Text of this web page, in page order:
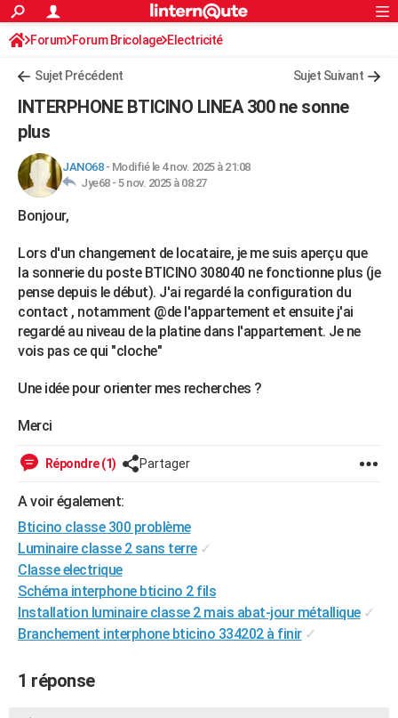
ACTUALITÉS
Politique
Société
Faits Divers
Education
Monde
Villes
+
Programme TV
Streaming
Cinéma
Sorties cinéma
Musique
FINANCE
Retraite
Impôts
Epargne
Immobilier
Risques naturels par ville
Banque
Assurance
Crédit
AUTO
Essais
Réserver un essai
Citadines
Berlines
SUV
Forum auto
HIGH-TECH
Forum
Aménagement intérieur
Extérieur
Cuisine
Salle de bains
Jardinage
Rangement
WEEK-END
Guides de France
Escapades
Patrimoine
Expositions
Musées
Week-end nature
+LIFESTYLE
Art de vivre
Bien-être
Loisirs
Mode
Modes de vie
SANTE
Alimentation
Guide de la santé
Maladies
Médicaments
Sommeil
VOYAGE
PHOTO
GUIDES D'ACHAT
CARTE DE VOEUX
Carte de Noël
Carte Bonne année
Carte Saint-Valentin
Carte Pâques
Carte d'anniversaire
DICTIONNAIRE
Dictionnaire
Biographies
Citations
Expressions
Proverbes
PROGRAMME TV
COPAINS D'AVANT
AVIS DE DÉCÈS
S'inscrire
Connexion
Forum Forum Bricolage Electricité
Sujet Précédent Sujet Suivant
INTERPHONE BTICINO LINEA 300 ne sonne
plus
JANO68- Modifié le 4 nov. 2025 à 21:08
Jye68 - 5 nov. 2025 à 08:27
Bonjour,
Lors d'un changement de locataire, je me suis aperçu que
la sonnerie du poste BTICINO 308040 ne fonctionne plus (je
pense depuis le début). J'ai regardé la configuration du
contact , notamment @de l'appartement et ensuite j'ai
regardé au niveau de la platine dans l'appartement. Je ne
vois pas ce qui "cloche"
Une idée pour orienter mes recherches ?
Merci
Répondre (1) Partager
A voir également:
Bticino classe 300 problème
Luminaire classe 2 sans terre ✓
Classe electrique
Schéma interphone bticino 2 fils
Installation luminaire classe 2 mais abat-jour métallique ✓
Branchement interphone bticino 334202 à finir ✓
1 réponse